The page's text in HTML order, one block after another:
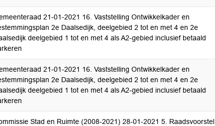
21-01-2021 16. Vaststelling Ontwikkelkader en
2e Daalsedijk, deelgebied 2 tot en met 4 en 2e
deelgebied 1 tot en met 4 als A2-gebied inclusief betaald
21-01-2021 16. Vaststelling Ontwikkelkader en
2e Daalsedijk, deelgebied 2 tot en met 4 en 2e
deelgebied 1 tot en met 4 als A2-gebied inclusief betaald
Stad en Ruimte (2008-2021) 28-01-2021 5. Raadsvoorstel